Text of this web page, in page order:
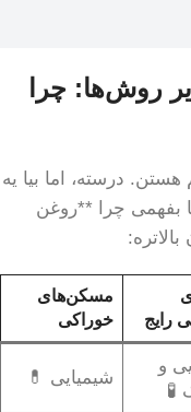
روش‌ها: چرا
درسته، اما بیا یه
بفهمی چرا **روغن
رایج
مسکن‌های
خوراکی
و
🧪
شیمیایی 💊